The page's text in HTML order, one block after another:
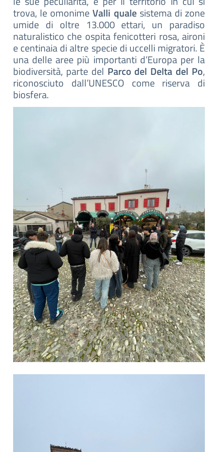
trova, le omonimeValli qualesistema di zone
umide di oltre 13.000 ettari, un paradiso
naturalistico che ospita fenicotteri rosa, aironi
e centinaia di altre specie di uccelli migratori. È
una delle aree più importanti d’Europa per la
biodiversità, parte del Parco del Delta del Po,
riconosciuto dall’UNESCO come riserva di
biosfera.